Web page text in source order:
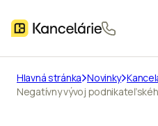
Hlavná stránka Novinky
Negatívny vývoj